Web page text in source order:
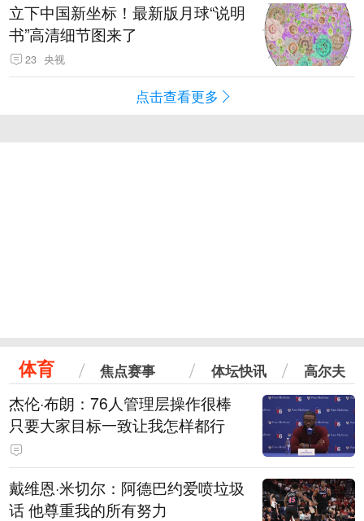
立下中国新坐标！最新版月球“说明
书”高清细节图来了
23 央视
点击查看更多
体育 焦点赛事 体坛快讯 高尔夫
杰伦·布朗：76人管理层操作很棒
只要大家目标一致让我怎样都行
戴维恩·米切尔：阿德巴约爱喷垃圾
话 他尊重我的所有努力